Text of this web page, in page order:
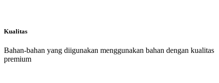
Kualitas
Bahan-bahan yang diigunakan menggunakan bahan dengan kualitas
premium